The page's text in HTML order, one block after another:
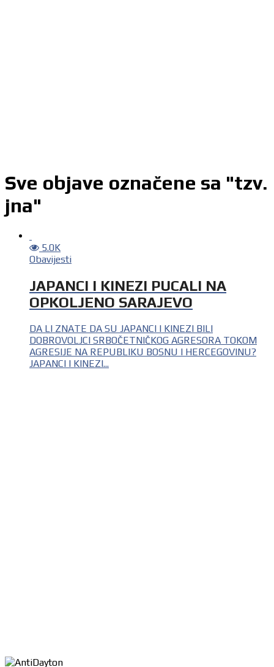
Sve objave označene sa "tzv.
jna"
5.0K
Obavijesti
JAPANCI I KINEZI PUCALI NA
OPKOLJENO SARAJEVO
DA LI ZNATE DA SU JAPANCI I KINEZI BILI
DOBROVOLJCI SRBOČETNIČKOG AGRESORA TOKOM
AGRESIJE NA REPUBLIKU BOSNU I HERCEGOVINU?
JAPANCI I KINEZI...